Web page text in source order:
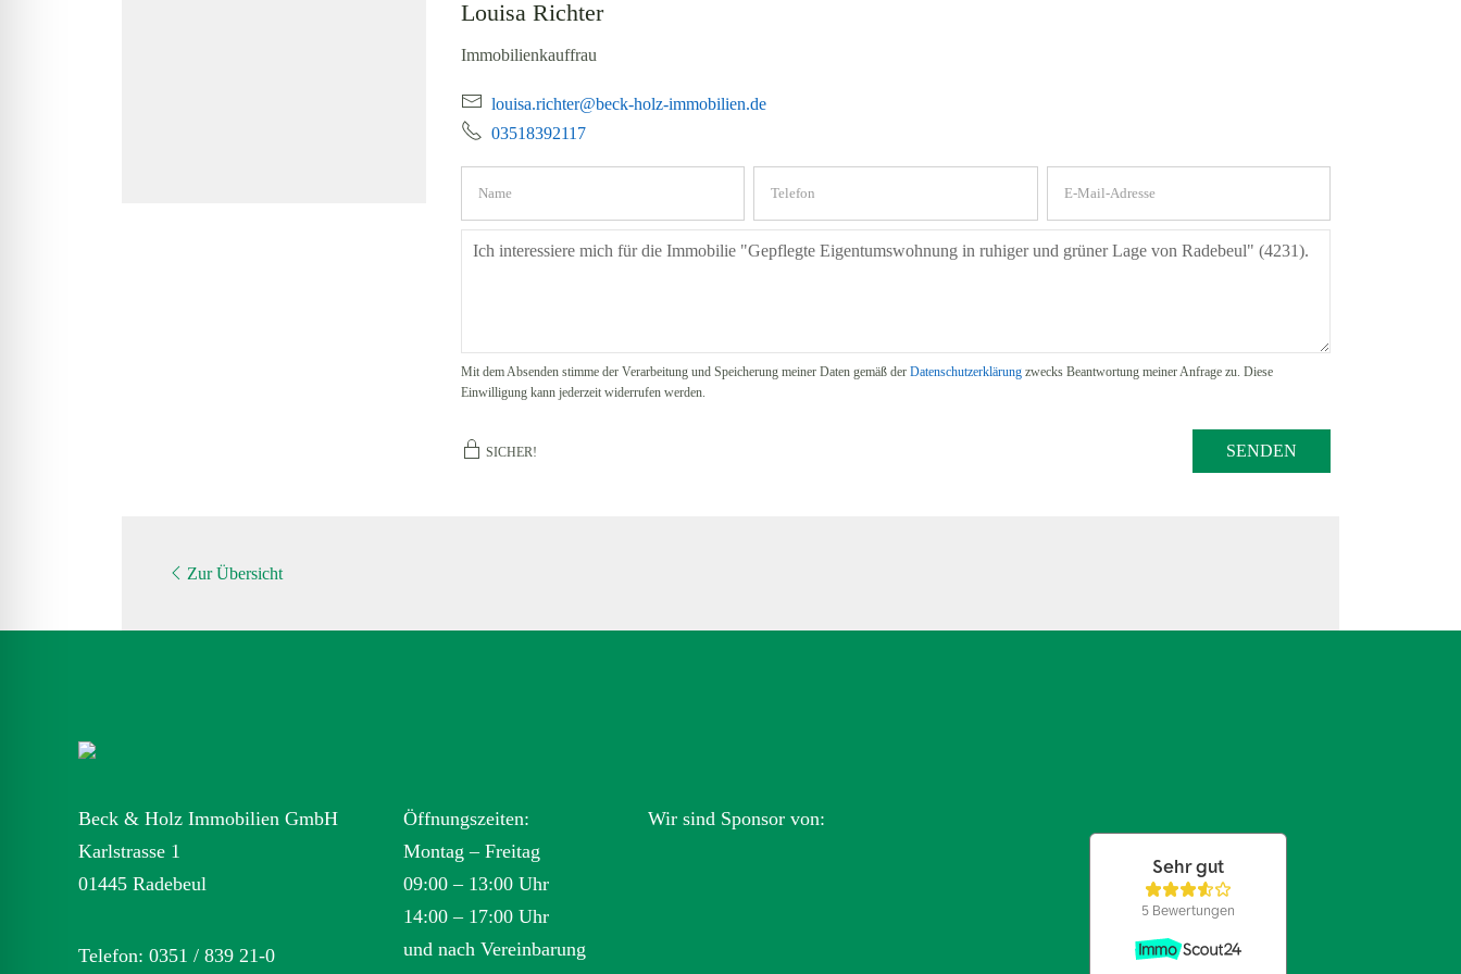
Louisa Richter
Immobilienkauffrau
louisa.richter@beck-holz-immobilien.de
03518392117
Mit dem Absenden stimme der Verarbeitung und Speicherung meiner Daten gemäß der Datenschutzerklärung zwecks Beantwortung meiner Anfrage zu. Diese
Einwilligung kann jederzeit widerrufen werden.
SICHER! SENDEN
Zur Übersicht
Beck & Holz Immobilien GmbH
Karlstrasse 1
01445 Radebeul
Telefon: 0351 / 839 21-0
Öffnungszeiten:
Montag – Freitag
09:00 – 13:00 Uhr
14:00 – 17:00 Uhr
und nach Vereinbarung
Wir sind Sponsor von: